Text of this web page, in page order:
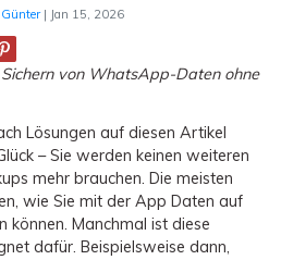
| Jan 15, 2026
von WhatsApp-Daten ohne
Lösungen auf diesen Artikel
– Sie werden keinen weiteren
mehr brauchen. Die meisten
wie Sie mit der App Daten auf
können. Manchmal ist diese
dafür. Beispielsweise dann,